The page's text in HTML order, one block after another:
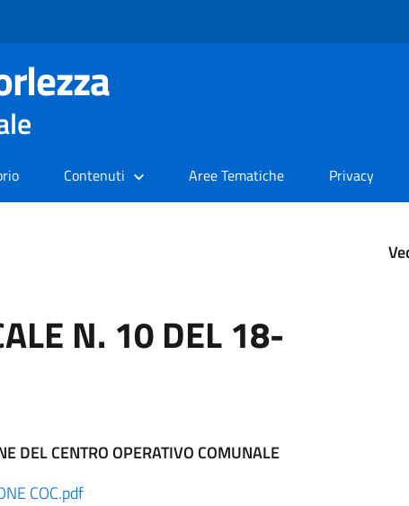
Contenuti Aree Tematiche Privacy
N. 10 DEL 18-
DEL CENTRO OPERATIVO COMUNALE
COC.pdf